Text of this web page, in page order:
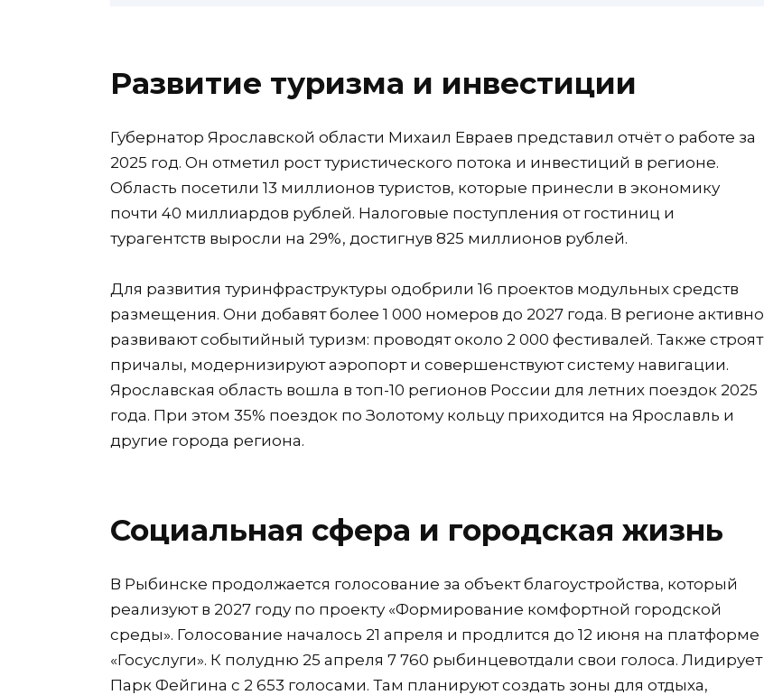
Развитие туризма и инвестиции
Губернатор Ярославской области Михаил Евраев представил отчёт о работе за
2025 год. Он отметил рост туристического потока и инвестиций в регионе.
Область посетили 13 миллионов туристов, которые принесли в экономику
почти 40 миллиардов рублей. Налоговые поступления от гостиниц и
турагентств выросли на 29%, достигнув 825 миллионов рублей.
Для развития туринфраструктуры одобрили 16 проектов модульных средств
размещения. Они добавят более 1 000 номеров до 2027 года. В регионе активно
развивают событийный туризм: проводят около 2 000 фестивалей. Также строят
причалы, модернизируют аэропорт и совершенствуют систему навигации.
Ярославская область вошла в топ-10 регионов России для летних поездок 2025
года. При этом 35% поездок по Золотому кольцу приходится на Ярославль и
другие города региона.
Социальная сфера и городская жизнь
В Рыбинске продолжается голосование за объект благоустройства, который
реализуют в 2027 году по проекту «Формирование комфортной городской
среды». Голосование началось 21 апреля и продлится до 12 июня на платформе
«Госуслуги». К полудню 25 апреля 7 760 рыбинцевотдали свои голоса. Лидирует
Парк Фейгина с 2 653 голосами. Там планируют создать зоны для отдыха,